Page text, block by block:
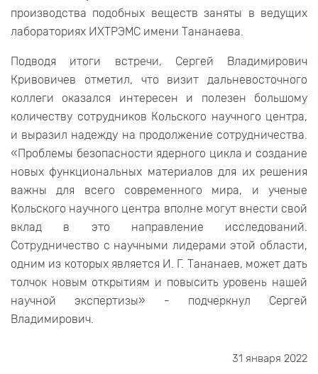
производства подобных веществ заняты в ведущих
лабораториях ИХТРЭМС имени Тананаева.
Подводя итоги встречи, Сергей Владимирович
Кривовичев отметил, что визит дальневосточного
коллеги оказался интересен и полезен большому
количеству сотрудников Кольского научного центра,
и выразил надежду на продолжение сотрудничества.
«Проблемы безопасности ядерного цикла и создание
новых функциональных материалов для их решения
важны для всего современного мира, и ученые
Кольского научного центра вполне могут внести свой
вклад в это направление исследований.
Сотрудничество с научными лидерами этой области,
одним из которых является И. Г. Тананаев, может дать
толчок новым открытиям и повысить уровень нашей
научной экспертизы» - подчеркнул Сергей
Владимирович.
31 января 2022